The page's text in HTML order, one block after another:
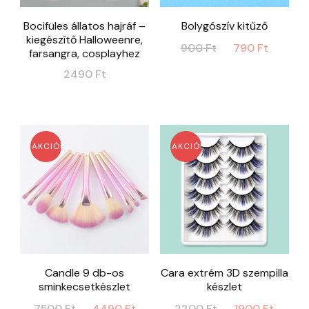
Bocifüles állatos hajráf –
kiegészítő Halloweenre,
farsangra, cosplayhez
2490 Ft
Bolygószív kitűző
900Ft
Original
790 Ft
AKCIÓ!
Candle 9 db-os
sminkecsetkészlet
AKCIÓ!
Cara extrém 3D szempilla
készlet